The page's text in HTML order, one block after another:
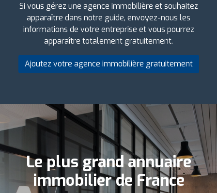
Si vous gérez une agence immobilière et souhaitez
apparaître dans notre guide, envoyez-nous les
informations de votre entreprise et vous pourrez
apparaître totalement gratuitement.
Ajoutez votre agence immobilière gratuitement
Le plus grand annuaire
immobilier de France